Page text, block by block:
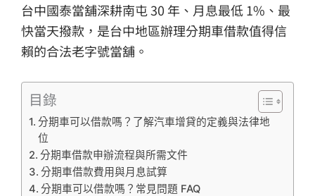
台中國泰當舖深耕南屯 30 年、月息最低 1%、最
快當天撥款，是台中地區辦理分期車借款值得信
賴的合法老字號當舖。
目錄
分期車可以借款嗎？了解汽車增貸的定義與法律地
位
分期車借款申辦流程與所需文件
分期車借款費用與月息試算
分期車可以借款嗎？常見問題 FAQ